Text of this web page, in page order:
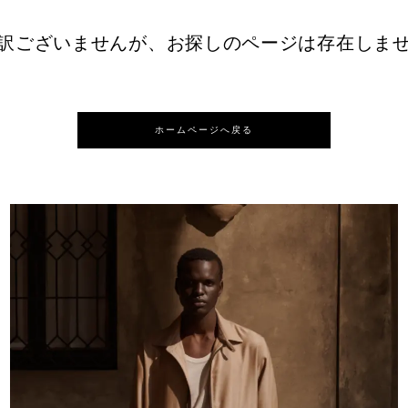
ございませんが、お探しのページは存在しま
ホームページへ戻る